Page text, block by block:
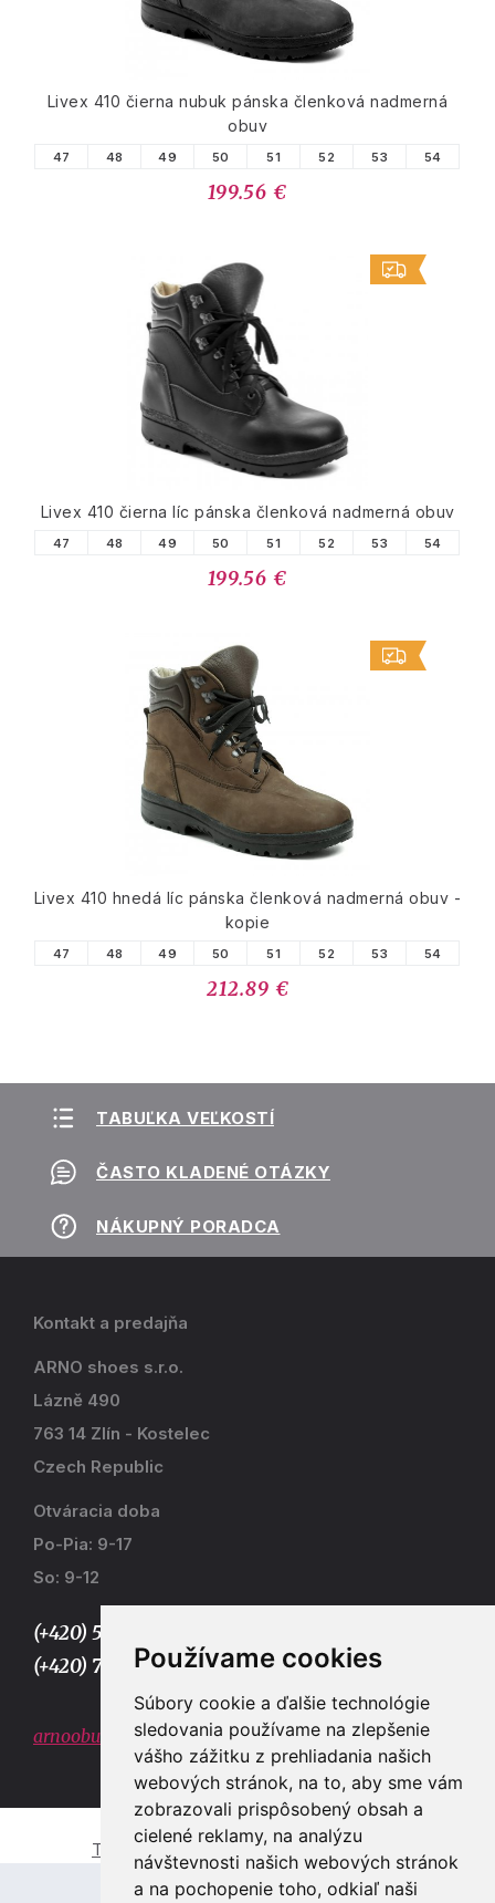
Používame cookies
Súbory cookie a ďalšie technológie
sledovania používame na zlepšenie
vášho zážitku z prehliadania našich
webových stránok, na to, aby sme vám
zobrazovali prispôsobený obsah a
cielené reklamy, na analýzu
návštevnosti našich webových stránok
a na pochopenie toho, odkiaľ naši
Livex 410 čierna nubuk pánska členková nadmerná
obuv
47 48 49 50 51 52 53 54
199.56 €
Livex 410 čierna líc pánska členková nadmerná obuv
47 48 49 50 51 52 53 54
199.56 €
Livex 410 hnedá líc pánska členková nadmerná obuv -
kopie
47 48 49 50 51 52 53 54
212.89 €
TABUĽKA VEĽKOSTÍ
ČASTO KLADENÉ OTÁZKY
NÁKUPNÝ PORADCA
Kontakt a predajňa
ARNO shoes s.r.o.
Lázně 490
763 14 Zlín - Kostelec
Czech Republic
Otváracia doba
Po-Pia: 9-17
So: 9-12
(+420) 577 915 036,
(+420) 773 667 390
arnoobuv@gmail.com
Tvorba e-shopů a webových stránek Zlín